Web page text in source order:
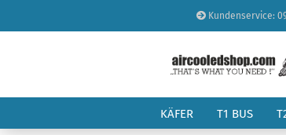
Kundenservice:
KÄFER T1 BUS